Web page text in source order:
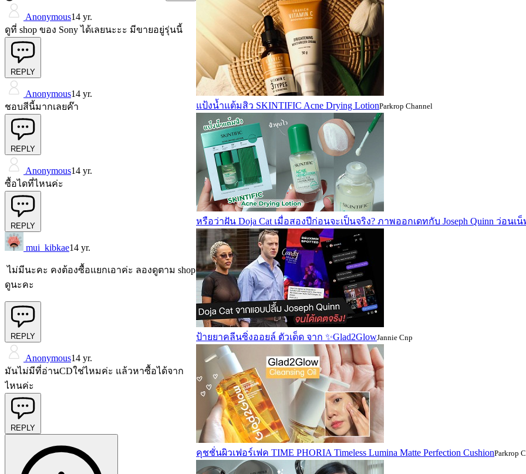
Anonymous14 yr.
ดูที่ shop ของ Sony ได้เลยนะะะ มีขายอยู่รุ่นนี้
REPLY
Anonymous14 yr.
ชอบสีนี้มากเลยค๊า
REPLY
Anonymous14 yr.
ซื้อไดที่ไหนค่ะ
REPLY
mui_kibkae14 yr.
ไม่มีนะคะ คงต้องซื้อแยกเอาค่ะ ลองดูตาม shop
ดูนะคะ
REPLY
Anonymous14 yr.
มันไม่มีที่อ่านCDใช่ไหมค่ะ แล้วหาซื้อได้จาก
ไหนค่ะ
REPLY
แป้งน้ำแต้มสิว SKINTIFIC Acne Drying LotionParkrop Channel
หรือว่าฝัน Doja Cat เมื่อสองปีก่อนจะเป็นจริง? ภาพออกเดทกับ Joseph Quinn ว่อนเน็
ป้ายยาคลีนซิ่งออยล์ ตัวเด็ด จาก ✨Glad2GlowJannie Cnp
คุชชั่นผิวเฟอร์เฟค TIME PHORIA Timeless Lumina Matte Perfection CushionParkrop